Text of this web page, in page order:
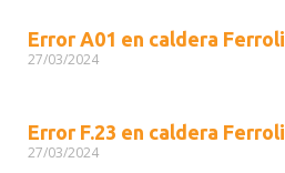
Error A01 en caldera Ferroli
27/03/2024
Error F.23 en caldera Ferroli
27/03/2024